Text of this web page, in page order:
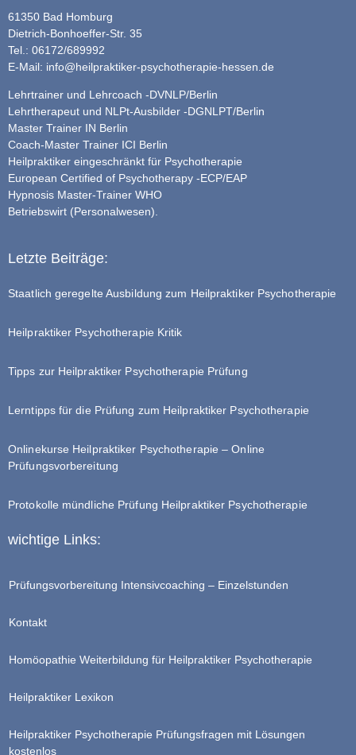
61350 Bad Homburg
Dietrich-Bonhoeffer-Str. 35
Tel.: 06172/689992
E-Mail: info@heilpraktiker-psychotherapie-hessen.de
Lehrtrainer und Lehrcoach -DVNLP/Berlin
Lehrtherapeut und NLPt-Ausbilder -DGNLPT/Berlin
Master Trainer IN Berlin
Coach-Master Trainer ICI Berlin
Heilpraktiker eingeschränkt für Psychotherapie
European Certified of Psychotherapy -ECP/EAP
Hypnosis Master-Trainer WHO
Betriebswirt (Personalwesen).
Letzte Beiträge:
Staatlich geregelte Ausbildung zum Heilpraktiker Psychotherapie
Heilpraktiker Psychotherapie Kritik
Tipps zur Heilpraktiker Psychotherapie Prüfung
Lerntipps für die Prüfung zum Heilpraktiker Psychotherapie
Onlinekurse Heilpraktiker Psychotherapie – Online
Prüfungsvorbereitung
Protokolle mündliche Prüfung Heilpraktiker Psychotherapie
wichtige Links:
Prüfungsvorbereitung Intensivcoaching – Einzelstunden
Kontakt
Homöopathie Weiterbildung für Heilpraktiker Psychotherapie
Heilpraktiker Lexikon
Heilpraktiker Psychotherapie Prüfungsfragen mit Lösungen
kostenlos